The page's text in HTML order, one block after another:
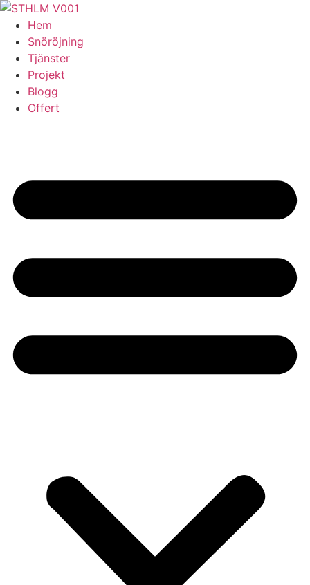
Skip
content
Hem
Snöröjning
Tjänster
Projekt
Blogg
Offert